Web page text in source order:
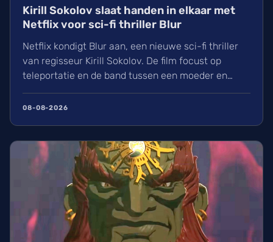
Kirill Sokolov slaat handen in elkaar met
Netflix voor sci-fi thriller Blur
Netflix kondigt Blur aan, een nieuwe sci-fi thriller
van regisseur Kirill Sokolov. De film focust op
teleportatie en de band tussen een moeder en
dochter. Na zijn succes met They Will Kill You werkt
Sokolov nu samen met productiehuis 21 Laps. Wij
08-08-2026